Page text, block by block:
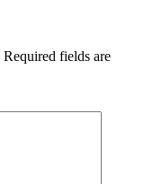
Required fields are